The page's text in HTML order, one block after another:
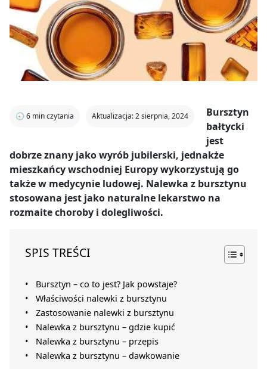
🕣 6 min czytania Aktualizacja: 2 sierpnia, 2024
Bursztyn
bałtycki
jest
dobrze znany jako wyrób jubilerski, jednakże
mieszkańcy wschodniej Europy wykorzystują go
także w medycynie ludowej. Nalewka z bursztynu
stosowana jest jako naturalne lekarstwo na
rozmaite choroby i dolegliwości.
SPIS TREŚCI
Bursztyn – co to jest? Jak powstaje?
Właściwości nalewki z bursztynu
Zastosowanie nalewki z bursztynu
Nalewka z bursztynu – gdzie kupić
Nalewka z bursztynu – przepis
Nalewka z bursztynu – dawkowanie